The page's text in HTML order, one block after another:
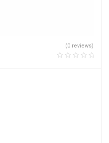
(0 reviews)